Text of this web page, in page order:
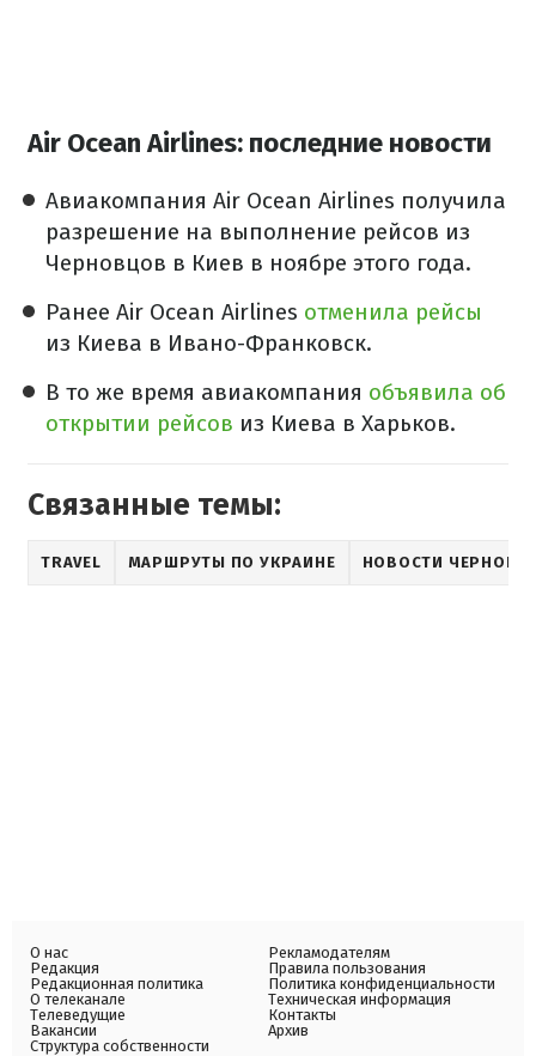
Air Ocean Airlines: последние новости
Авиакомпания Air Ocean Airlines получила
разрешение на выполнение рейсов из
Черновцов в Киев в ноябре этого года.
Ранее Air Ocean Airlines отменила рейсы
из Киева в Ивано-Франковск.
В то же время авиакомпания объявила об
открытии рейсов из Киева в Харьков.
Связанные темы:
TRAVEL МАРШРУТЫ ПО УКРАИНЕ НОВОСТИ
О нас
Редакция
Редакционная политика
О телеканале
Телеведущие
Вакансии
Структура собственности
Рекламодателям
Правила пользования
Политика конфиденциальности
Техническая информация
Контакты
Архив